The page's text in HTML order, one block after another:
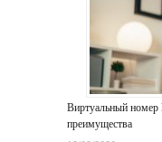
Виртуальный номер
преимущества